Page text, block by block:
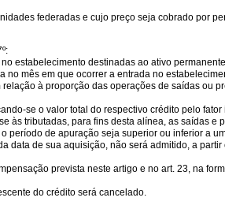
federadas e cujo preço seja cobrado por
estabelecimento destinadas ao ativo
no mês em que ocorrer a entrada no
à proporção das operações de saídas ou
se o valor total do respectivo crédito pelo
tributadas, para fins desta alínea, as saídas e
período de apuração seja superior ou inferior a
de sua aquisição, não será admitido, a
prevista neste artigo e no art. 23, na
do crédito será cancelado.